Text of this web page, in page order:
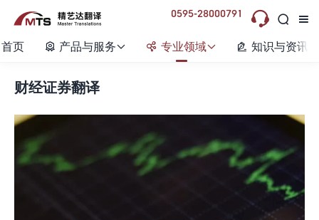


0595-28000791 
首页  产品与服务  专业领域  知识与资讯
财经证券翻译